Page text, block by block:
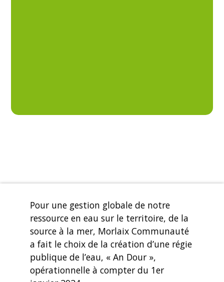
Pour une gestion globale de notre
ressource en eau sur le territoire, de la
source à la mer, Morlaix Communauté
a fait le choix de la création d’une régie
publique de l’eau, « An Dour »,
opérationnelle à compter du 1er